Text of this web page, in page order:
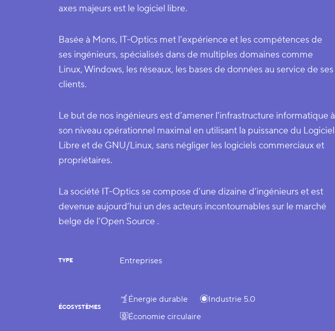
axes majeurs est le logiciel libre.
Basée à Mons, IT-Optics met l’expérience et les compétences de
ses ingénieurs, spécialisés dans de multiples domaines comme
Linux, Windows, les réseaux, les bases de données au service de ses
clients.
Le but de nos ingénieurs est d’amener l’infrastructure informatique à
son niveau opérationnel maximal en utilisant la puissance du Logiciel
Libre et de GNU/Linux, sans négliger les logiciels commerciaux et
propriétaires.
La société IT-Optics se compose d’une dizaine d’ingénieurs et est
devenue aujourd’hui un des acteurs incontournables sur le marché
belge de l’Open Source .
TYPE Entreprises
ÉCOSYSTÈMES
Énergie durable
Industrie 5.0
Économie circulaire